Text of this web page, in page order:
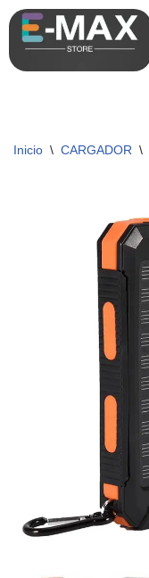
Saltar
al
Inicio \ CARGADOR \